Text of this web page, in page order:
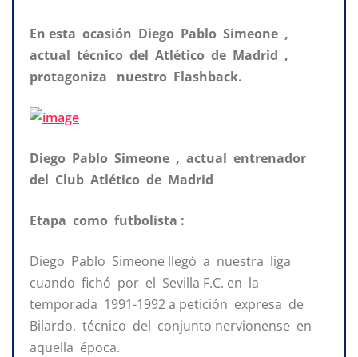
En esta ocasión Diego Pablo Simeone ,
actual técnico del Atlético de Madrid ,
protagoniza nuestro Flashback.
Diego Pablo Simeone , actual entrenador
del Club Atlético de Madrid
Etapa como futbolista :
Diego Pablo Simeone llegó a nuestra liga
cuando fichó por el Sevilla F.C. en la
temporada 1991-1992 a petición expresa de
Bilardo, técnico del conjunto nervionense en
aquella época.